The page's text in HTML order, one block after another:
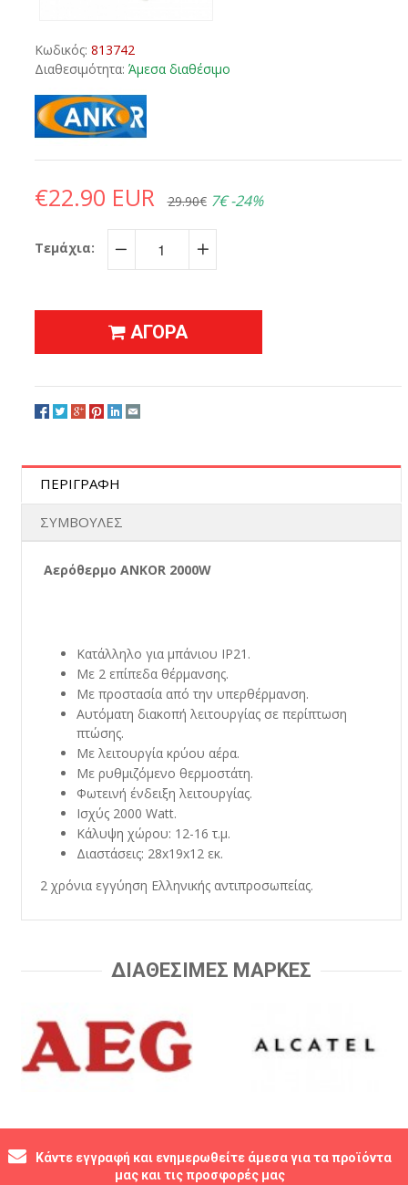
Κωδικός: 813742
Διαθεσιμότητα: Άμεσα διαθέσιμο
€22.90 EUR 29.90€ 7€ -24%
Τεμάχια:
− +
ΑΓΟΡΑ
ΠΕΡΙΓΡΑΦΗ
ΣΥΜΒΟΥΛΕΣ
Αερόθερμο ANKOR 2000W
Κατάλληλο για μπάνιου IP21.
Με 2 επίπεδα θέρμανσης.
Με προστασία από την υπερθέρμανση.
Αυτόματη διακοπή λειτουργίας σε περίπτωση
πτώσης.
Με λειτουργία κρύου αέρα.
Με ρυθμιζόμενο θερμοστάτη.
Φωτεινή ένδειξη λειτουργίας.
Ισχύς 2000 Watt.
Κάλυψη χώρου: 12-16 τ.μ.
Διαστάσεις: 28x19x12 εκ.
2 χρόνια εγγύηση Ελληνικής αντιπροσωπείας.
ΔΙΑΘΕΣΙΜΕΣ ΜΑΡΚΕΣ
Κάντε εγγραφή και ενημερωθείτε άμεσα για τα προϊόντα
μας και τις προσφορές μας